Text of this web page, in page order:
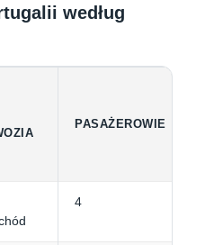
według
PASAŻEROWIE
4